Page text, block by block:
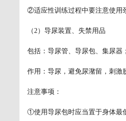
②适应性训练过程中要注意使用
（2）导尿装置、失禁用品
包括：导尿管、导尿包、集尿器
作用：导尿，避免尿潴留，刺激
注意事项：
①使用导尿包时应当置于身体最